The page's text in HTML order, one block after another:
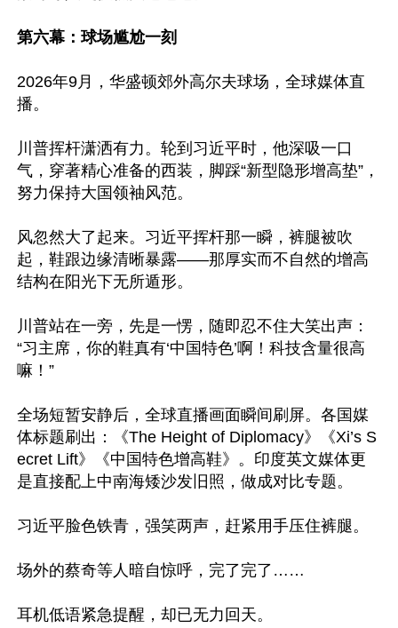
第六幕：球场尴尬一刻
2026年9月，华盛顿郊外高尔夫球场，全球媒体直
播。
川普挥杆潇洒有力。轮到习近平时，他深吸一口
气，穿著精心准备的西装，脚踩“新型隐形增高垫”，
努力保持大国领袖风范。
风忽然大了起来。习近平挥杆那一瞬，裤腿被吹
起，鞋跟边缘清晰暴露——那厚实而不自然的增高
结构在阳光下无所遁形。
川普站在一旁，先是一愣，随即忍不住大笑出声：
“习主席，你的鞋真有‘中国特色’啊！科技含量很高
嘛！”
全场短暂安静后，全球直播画面瞬间刷屏。各国媒
体标题刷出：《The Height of Diplomacy》《Xi’s S
ecret Lift》《中国特色增高鞋》。印度英文媒体更
是直接配上中南海矮沙发旧照，做成对比专题。
习近平脸色铁青，强笑两声，赶紧用手压住裤腿。
场外的蔡奇等人暗自惊呼，完了完了……
耳机低语紧急提醒，却已无力回天。